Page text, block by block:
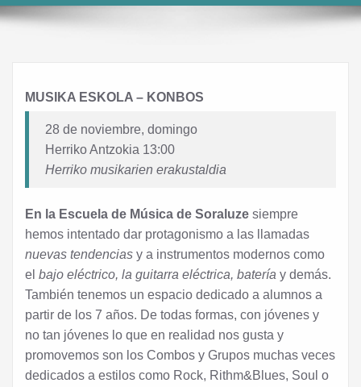
MUSIKA ESKOLA – KONBOS
28 de noviembre, domingo
Herriko Antzokia 13:00
Herriko musikarien erakustaldia
En la Escuela de Música de Soraluze siempre
hemos intentado dar protagonismo a las llamadas
nuevas tendencias y a instrumentos modernos como
el bajo eléctrico, la guitarra eléctrica, batería y demás.
También tenemos un espacio dedicado a alumnos a
partir de los 7 años. De todas formas, con jóvenes y
no tan jóvenes lo que en realidad nos gusta y
promovemos son los Combos y Grupos muchas veces
dedicados a estilos como Rock, Rithm&Blues, Soul o